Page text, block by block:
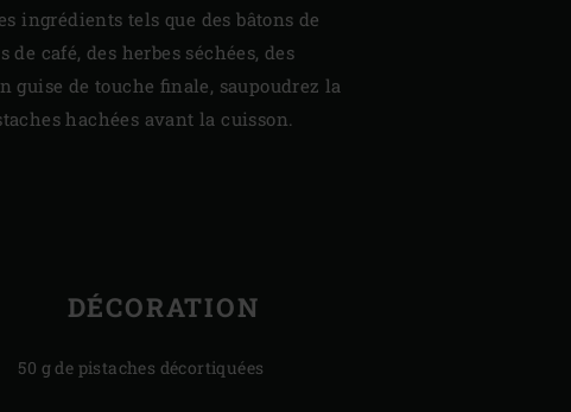
ingrédients tels que des bâtons de
de café, des herbes séchées, des
guise de touche finale, saupoudrez la
hachées avant la cuisson.
DÉCORATION
50 g de pistaches décortiquées